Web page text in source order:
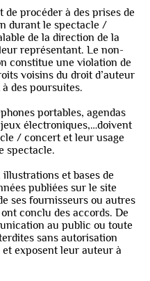
procéder à des prises de
durant le spectacle /
de la direction de la
représentant. Le non-
constitue une violation de
voisins du droit d’auteur
des poursuites.
portables, agendas
électroniques,…doivent
/ concert et leur usage
spectacle.
et bases de
publiées sur le site
ses fournisseurs ou autres
conclu des accords. De
au public ou toute
sans autorisation
exposent leur auteur à